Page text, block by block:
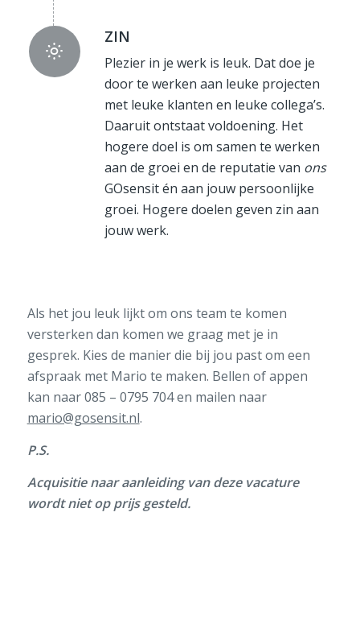
ZIN
Plezier in je werk is leuk. Dat doe je
door te werken aan leuke projecten
met leuke klanten en leuke collega’s.
Daaruit ontstaat voldoening. Het
hogere doel is om samen te werken
aan de groei en de reputatie van ons
GOsensit én aan jouw persoonlijke
groei. Hogere doelen geven zin aan
jouw werk.
Als het jou leuk lijkt om ons team te komen
versterken dan komen we graag met je in
gesprek. Kies de manier die bij jou past om een
afspraak met Mario te maken. Bellen of appen
kan naar 085 – 0795 704 en mailen naar
mario@gosensit.nl.
P.S.
Acquisitie naar aanleiding van deze vacature
wordt niet op prijs gesteld.